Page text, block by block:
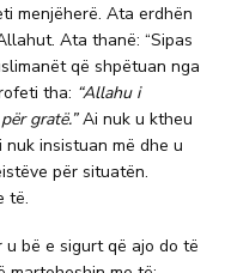
menjëherë. Ata erdhën
Ata thanë: “Sipas
që shpëtuan nga
tha: “Allahu i
gratë.”Ai nuk u ktheu
nuk insistuan më dhe u
për situatën.
të.
u bë e sigurt që ajo do të